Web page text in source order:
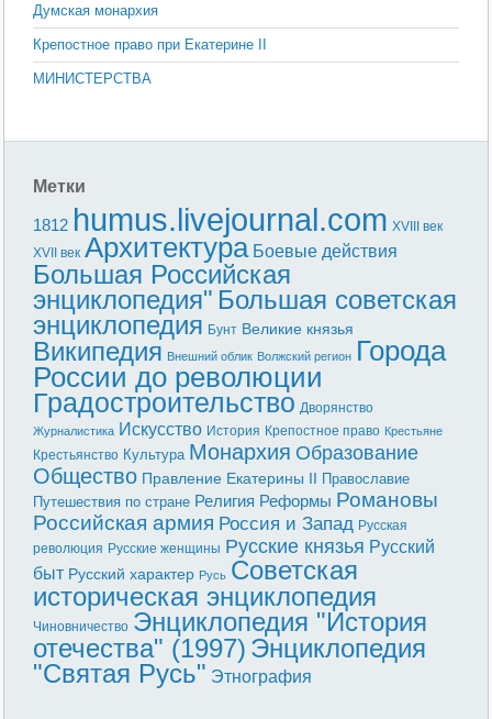
Думская монархия
Крепостное право при Екатерине II
МИНИСТЕРСТВА
Метки
1812 humus.livejournal.com XVIII век
XVII век Архитектура Боевые действия
Большая Российская
энциклопедия" Большая советская
энциклопедия Бунт Великие князья
Википедия Внешний облик Волжский регион Города
России до революции
Градостроительство Дворянство
Журналистика Искусство История Крепостное право Крестьяне
Крестьянство Культура Монархия Образование
Общество Правление Екатерины II Православие
Путешествия по стране Религия Реформы Романовы
Российская армия Россия и Запад Русская
революция Русские женщины Русские князья Русский
быт Русский характер Русь Советская
историческая энциклопедия
Чиновничество Энциклопедия "История
отечества" (1997) Энциклопедия
"Святая Русь" Этнография